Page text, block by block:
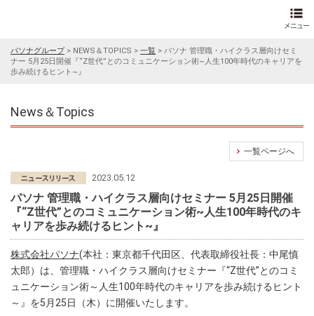
パソナグループ> NEWS＆TOPICS > 一覧 > パソナ 管理職・ハイクラス層向けセミ
ナー 5月25日開催『“Z世代”とのコミュニケーション術~人生100年時代のキャリアを
歩み続けるヒント~』
News＆Topics
一覧ページへ
2023.05.12
パソナ 管理職・ハイクラス層向けセミナー 5月25日開催
『“Z世代”とのコミュニケーション術~人生100年時代のキ
ャリアを歩み続けるヒント~』
株式会社パソナ(本社：東京都千代田区、代表取締役社長：中尾慎
太郎）は、管理職・ハイクラス層向けセミナー『“Z世代”とのコミ
ュニケーション術～人生100年時代のキャリアを歩み続けるヒント
～』を5月25日（木）に開催いたします。